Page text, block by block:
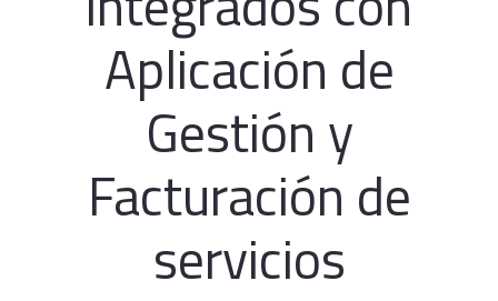
Aplicación de
Gestión y
Facturación de
servicios